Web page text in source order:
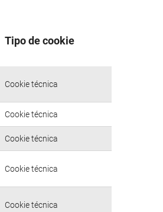
Tipo de cookie
Cookie técnica
Cookie técnica
Cookie técnica
Cookie técnica
Cookie técnica